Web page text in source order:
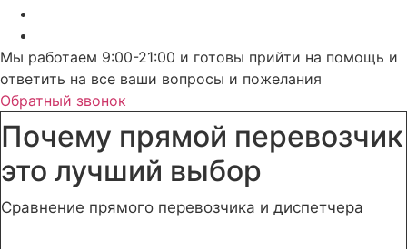
Мы работаем 9:00-21:00 и готовы прийти на помощь и
ответить на все ваши вопросы и пожелания
Обратный звонок
Почему прямой перевозчик
это лучший выбор
Сравнение прямого перевозчика и диспетчера